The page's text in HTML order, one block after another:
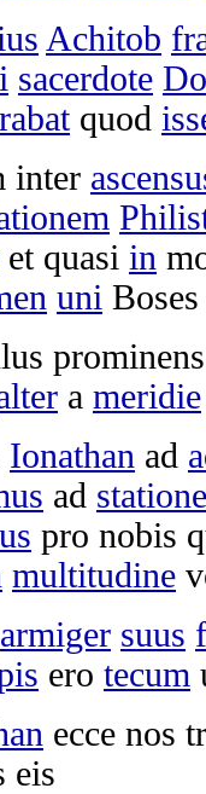
Achitob
sacerdote
quod
inter
et quasi in
uni Boses
prominens
a meridie
Ionathan ad
ad
pro nobis
multitudine
armiger suus
ero tecum
ecce nos
eis